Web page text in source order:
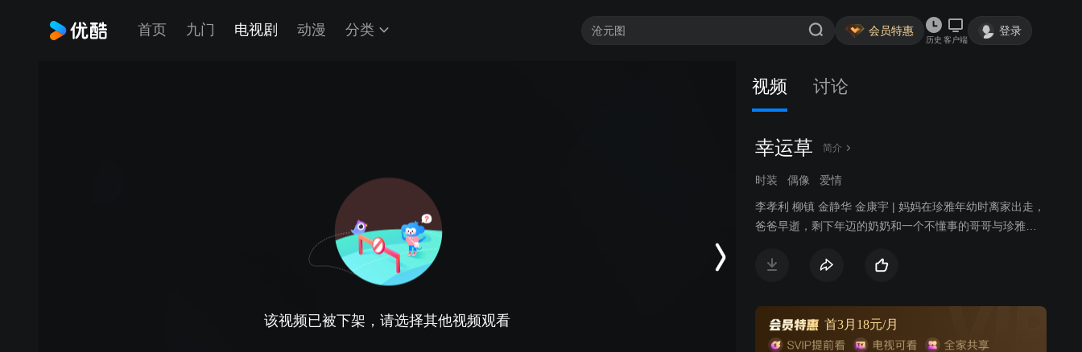
首页 九门 电视剧 动漫 分类 会员特惠
历史 客户端
登录
该视频已被下架，请选择其他视频观看
视频 讨论
幸运草 简介
时装 偶像 爱情
李孝利 柳镇 金静华 金康宇 | 妈妈在珍雅年幼时离家出走，
爸爸早逝，剩下年迈的奶奶和一个不懂事的哥哥与珍雅做
年的世勇，继承父亲的遗产，成为一家小工厂的CEO。作
人就此订婚。珍雅的奶奶在一次偶然的交通事故中去世，
而肇事者居然是妍希，看着妍希害怕的样子，世勇代其顶
首3月18元/月